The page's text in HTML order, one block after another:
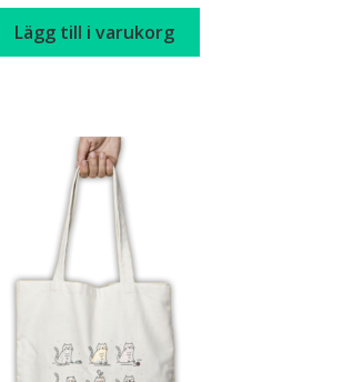
Lägg till i varukorg